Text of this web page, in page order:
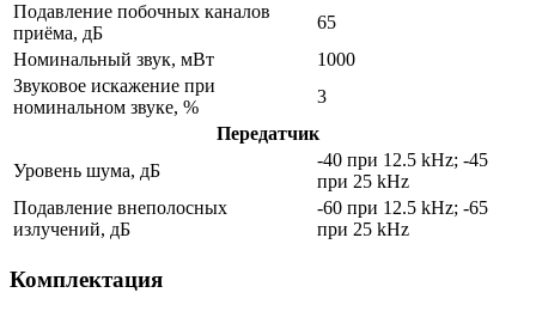
Подавление побочных каналов
приёма, дБ
65
Номинальный звук, мВт
1000
Звуковое искажение при
номинальном звуке, %
3
Передатчик
Уровень шума, дБ
-40 при 12.5 kHz; -45
при 25 kHz
Подавление внеполосных
излучений, дБ
-60 при 12.5 kHz; -65
при 25 kHz
Комплектация